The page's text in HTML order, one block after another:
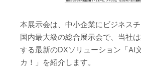
本展示会は、中小企業にビジネス
国内最大級の総合展示会で、当社
する最新のDXソリューション「AI
カ！」を紹介します。